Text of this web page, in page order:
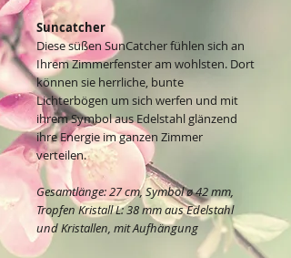
Suncatcher
Diese süßen SunCatcher fühlen sich an
Ihrem Zimmerfenster am wohlsten. Dort
können sie herrliche, bunte
Lichterbögen um sich werfen und mit
ihrem Symbol aus Edelstahl glänzend
ihre Energie im ganzen Zimmer
verteilen.
Gesamtlänge: 27 cm, Symbol ø 42 mm,
Tropfen Kristall L: 38 mm aus Edelstahl
und Kristallen, mit Aufhängung